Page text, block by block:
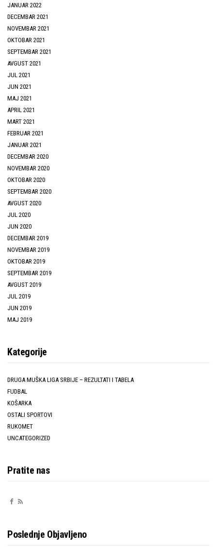
JANUAR 2022
DECEMBAR 2021
NOVEMBAR 2021
OKTOBAR 2021
SEPTEMBAR 2021
AVGUST 2021
JUL 2021
JUN 2021
MAJ 2021
APRIL 2021
MART 2021
FEBRUAR 2021
JANUAR 2021
DECEMBAR 2020
NOVEMBAR 2020
OKTOBAR 2020
SEPTEMBAR 2020
AVGUST 2020
JUL 2020
JUN 2020
DECEMBAR 2019
NOVEMBAR 2019
OKTOBAR 2019
SEPTEMBAR 2019
AVGUST 2019
JUL 2019
JUN 2019
MAJ 2019
Kategorije
DRUGA MUŠKA LIGA SRBIJE – REZULTATI I TABELA
FUDBAL
KOŠARKA
OSTALI SPORTOVI
RUKOMET
UNCATEGORIZED
Pratite nas
Poslednje Objavljeno